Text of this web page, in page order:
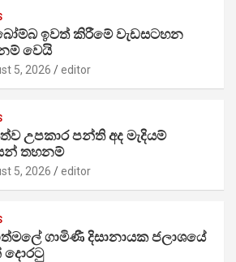
ඉවත් කිරීමේ වැඩසටහන
වෙයි
5, 2026 editor
උපකාර පන්ති අද මැදියම්
තහනම්
5, 2026 editor
ගාමිණී දිසානායක ජලාශයේ
දොරටු